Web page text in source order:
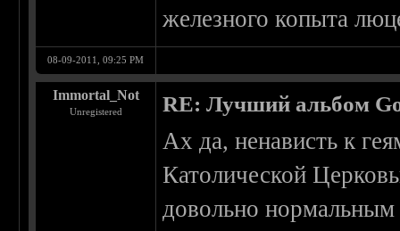
железного копыта
08-09-2011, 09:25 PM
Immortal_Not
Unregistered RE: Лучший альбом
Ах да, ненависть к
Католической
довольно нормальным